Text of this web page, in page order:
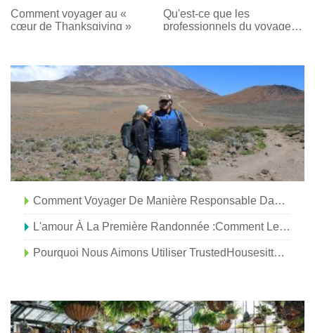
Comment voyager au «
cœur de Thanksgiving »
Qu'est-ce que les
professionnels du voyage
Comment Voyager De Manière Responsable Dans Le Grand Palm Springs
L'amour À La Première Randonnée :comment Les Voyages D'aventure Peuvent Vous Rapprocher
Pourquoi Nous Aimons Utiliser TrustedHousesitters Lorsque Nous Voyageons